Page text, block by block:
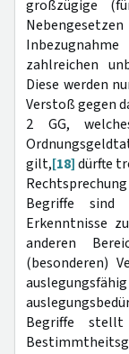
großzügige
zahlreichen
Diese werden
Verstoß gegen
2 GG,
gilt,[18]dürfte
Begriffe
Erkenntnisse
anderen
(besonderen)
Begriffe